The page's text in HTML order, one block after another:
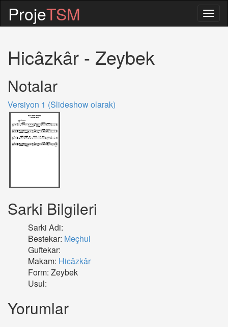
ProjeTSM
Hicâzkâr - Zeybek
Notalar
Versiyon 1 (Slideshow olarak)
Sarki Bilgileri
Sarki Adi:
Bestekar: Meçhul
Guftekar:
Makam: Hicâzkâr
Form: Zeybek
Usul:
Yorumlar